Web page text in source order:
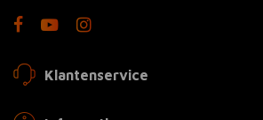
Klantenservice